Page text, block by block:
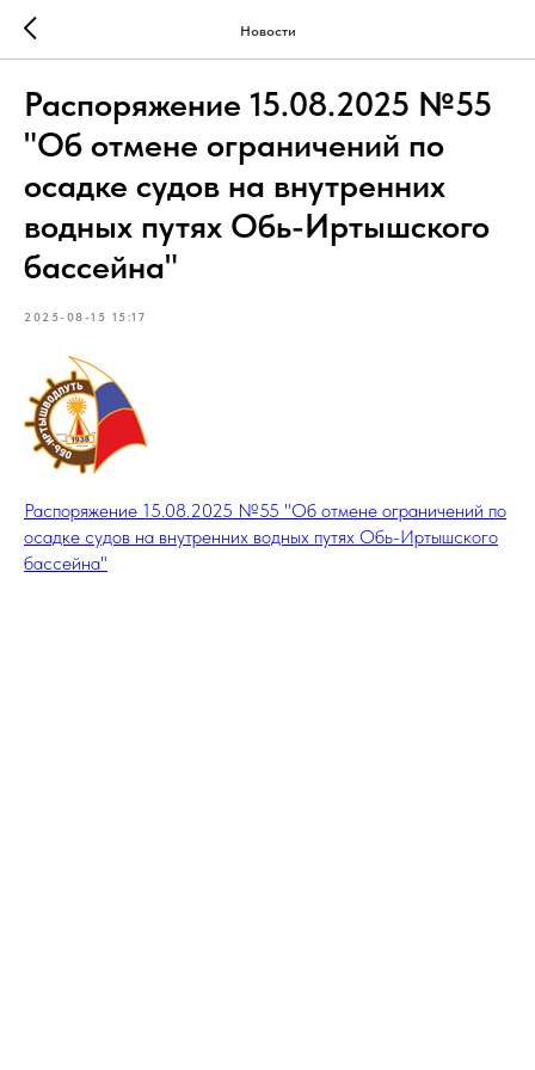
Новости
Распоряжение 15.08.2025 №55
"Об отмене ограничений по
осадке судов на внутренних
водных путях Обь-Иртышского
бассейна"
2025-08-15 15:17
Распоряжение 15.08.2025 №55 "Об отмене ограничений по
осадке судов на внутренних водных путях Обь-Иртышского
бассейна"